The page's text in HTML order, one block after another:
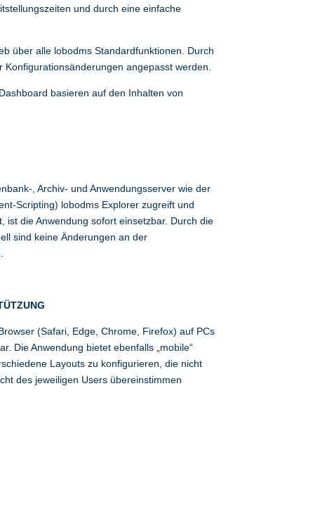
und durch eine einfache
über alle lobodms Standardfunktionen. Durch
angepasst werden.
basieren auf den Inhalten von
, Archiv- und Anwendungsserver wie der
Scripting) lobodms Explorer zugreift und
ist die Anwendung sofort einsetzbar. Durch die
sind keine Änderungen an der
(Safari, Edge, Chrome, Firefox) auf PCs
Die Anwendung bietet ebenfalls „mobile“
Layouts zu konfigurieren, die nicht
des jeweiligen Users übereinstimmen